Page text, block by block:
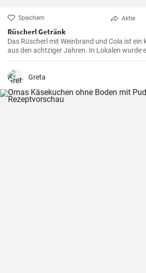
Speichern Aktie
Rüscherl Getränk
Das Rüscherl mit Weinbrand und Cola ist ein
aus den achtziger Jahren. In Lokalen wurde
genannt nach dem bekannten Weinbrand.
zuhause !
Greta